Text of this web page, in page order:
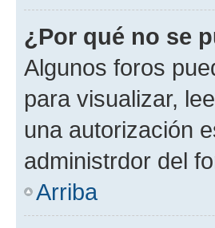
¿Por qué no se
Algunos foros
para visualizar,
una autorización
administrdor del
Arriba